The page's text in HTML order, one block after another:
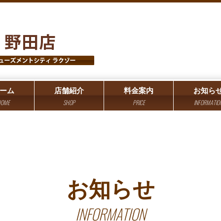
ム 店舗紹介
SHOP
料金案内
PRICE
お知ら
お知らせ
INFORMATION